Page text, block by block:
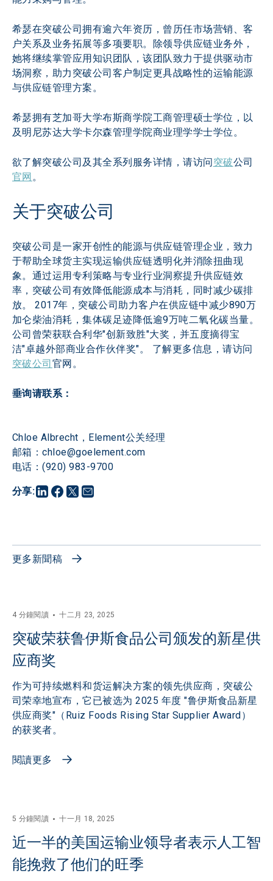
分享:
希瑟在突破公司拥有逾六年资历，曾历任市场营销、客
户关系及业务拓展等多项要职。除领导供应链业务外，
她将继续掌管应用知识团队，该团队致力于提供驱动市
场洞察，助力突破公司客户制定更具战略性的运输能源
与供应链管理方案。
希瑟拥有芝加哥大学布斯商学院工商管理硕士学位，以
及明尼苏达大学卡尔森管理学院商业理学学士学位。
欲了解突破公司及其全系列服务详情，请访问突破公司
官网。
关于突破公司
突破公司是一家开创性的能源与供应链管理企业，致力
于帮助全球货主实现运输供应链透明化并消除扭曲现
象。通过运用专利策略与专业行业洞察提升供应链效
率，突破公司有效降低能源成本与消耗，同时减少碳排
放。 2017年，突破公司助力客户在供应链中减少890万
加仑柴油消耗，集体碳足迹降低逾9万吨二氧化碳当量。
公司曾荣获联合利华"创新致胜"大奖，并五度摘得宝
洁"卓越外部商业合作伙伴奖"。 了解更多信息，请访问
突破公司官网。
Chloe Albrecht，Element公关经理
邮箱：chloe@goelement.com
电话：(920) 983-9700
更多新聞稿
4 分鐘閱讀 十二月 23, 2025
突破荣获鲁伊斯食品公司颁发的新星供
应商奖
作为可持续燃料和货运解决方案的领先供应商，突破公
司荣幸地宣布，它已被选为 2025 年度 "鲁伊斯食品新星
供应商奖"（Ruiz Foods Rising Star Supplier Award）
的获奖者。
閱讀更多
5 分鐘閱讀 十一月 18, 2025
近一半的美国运输业领导者表示人工智
能挽救了他们的旺季